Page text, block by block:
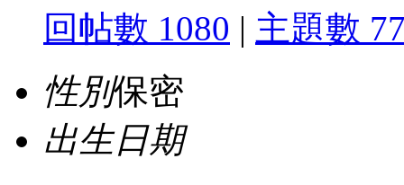
回帖數 1080 | 主題數
性別保密
出生日期